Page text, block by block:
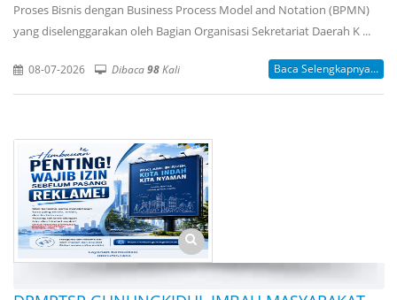
Proses Bisnis dengan Business Process Model and Notation (BPMN)
yang diselenggarakan oleh Bagian Organisasi Sekretariat Daerah K ...
08-07-2026 Dibaca98Kali Baca Selengkapnya...